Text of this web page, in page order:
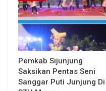
Pemkab Sijunjung
Saksikan Pentas Seni
Sanggar Puti Junjung Di